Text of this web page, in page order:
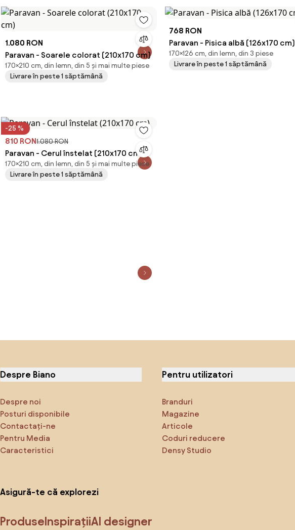
1.080 RON
Paravan - Soarele colorat (210x170 cm)
170×210 cm, din lemn, din 5 și mai multe piese
Livrare în peste 1 săptămână
768 RON
Paravan - Pisica albă (126x170 cm)
170×126 cm, din lemn, din 3 piese
Livrare în peste 1 săptămână
-25 %
810 RON1.080 RON
Paravan - Cerul înstelat (210x170 cm)
170×210 cm, din lemn, din 5 și mai multe piese
Livrare în peste 1 săptămână
Despre Biano
Despre noi
Posturi disponibile
Contactați-ne
Pentru Media
Caracteristici
Pentru utilizatori
Branduri
Magazine
Articole
Coduri reducere
Densy Studio
Asigură-te că explorezi
ProduseInspirațiiAI designer